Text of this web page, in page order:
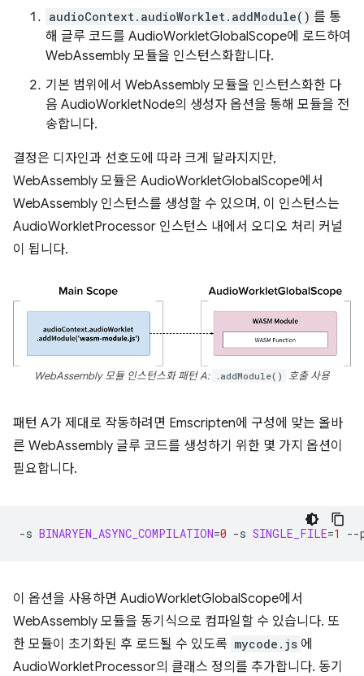
audioContext.audioWorklet.addModule() 를 통
해 글루 코드를 AudioWorkletGlobalScope에 로드하여
WebAssembly 모듈을 인스턴스화합니다.
기본 범위에서 WebAssembly 모듈을 인스턴스화한 다
음 AudioWorkletNode의 생성자 옵션을 통해 모듈을 전
송합니다.
결정은 디자인과 선호도에 따라 크게 달라지지만,
WebAssembly 모듈은 AudioWorkletGlobalScope에서
WebAssembly 인스턴스를 생성할 수 있으며, 이 인스턴스는
AudioWorkletProcessor 인스턴스 내에서 오디오 처리 커널
이 됩니다.
WebAssembly 모듈 인스턴스화 패턴 A: .addModule() 호출 사용
패턴 A가 제대로 작동하려면 Emscripten에 구성에 맞는 올바
른 WebAssembly 글루 코드를 생성하기 위한 몇 가지 옵션이
필요합니다.
-s BINARYEN_ASYNC_COMPILATION=0 -s SINGLE_FILE=1 --
이 옵션을 사용하면 AudioWorkletGlobalScope에서
WebAssembly 모듈을 동기식으로 컴파일할 수 있습니다. 또
한 모듈이 초기화된 후 로드될 수 있도록 mycode.js 에
AudioWorkletProcessor의 클래스 정의를 추가합니다. 동기